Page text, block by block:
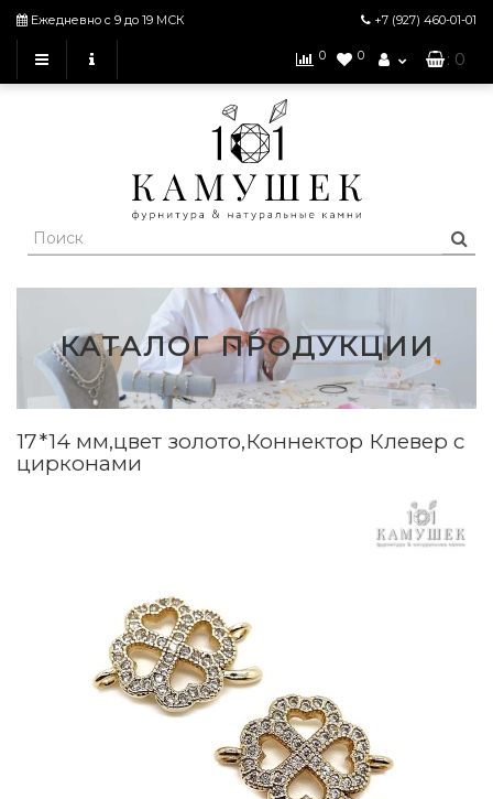
Ежедневно с 9 до 19 МСК +7 (927) 460-01-01
0 0 : 0
КАТАЛОГ ПРОДУКЦИИ
17*14 мм,цвет золото,Коннектор Клевер с
цирконами